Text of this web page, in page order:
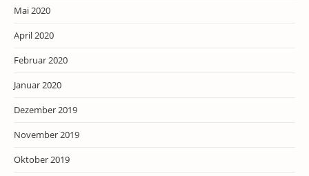
Mai 2020
April 2020
Februar 2020
Januar 2020
Dezember 2019
November 2019
Oktober 2019